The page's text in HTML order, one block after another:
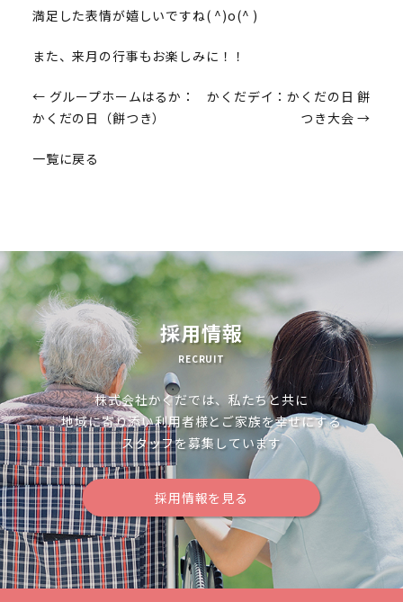
満足した表情が嬉しいですね( ^)o(^ )
また、来月の行事もお楽しみに！！
投
ナ
ー
シ
ョ
ン
← グループホームはるか：
かくだの日（餅つき）
かくだデイ：かくだの日 餅
つき大会 →
一覧に戻る
採用情報
RECRUIT
株式会社かくだでは、私たちと共に
地域に寄り添い利用者様とご家族を幸せにする
スタッフを募集しています
採用情報を見る